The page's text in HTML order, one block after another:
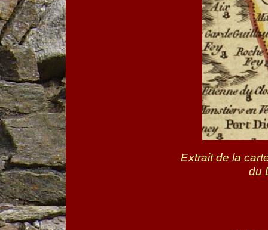
Extrait de la
du